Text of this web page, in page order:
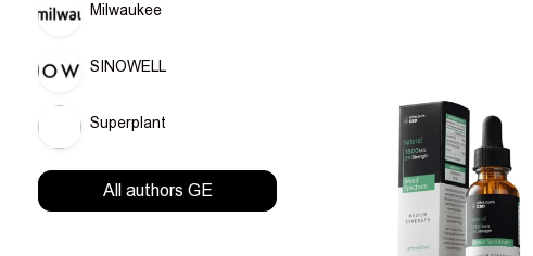
Milwaukee
SINOWELL
Superplant
All authors GE